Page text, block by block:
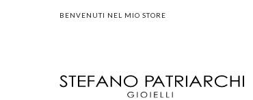
BENVENUTI NEL MIO STORE